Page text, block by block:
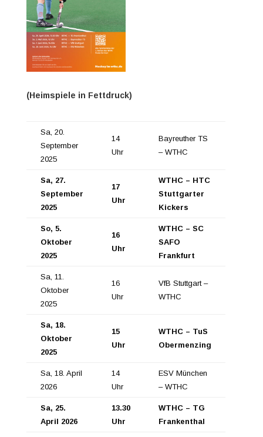
(Heimspiele in Fettdruck)
Sa, 20.
September
2025
14
Uhr
Bayreuther TS
– WTHC
Sa, 27.
September
2025
17
Uhr
WTHC – HTC
Stuttgarter
Kickers
So, 5.
Oktober
2025
16
Uhr
WTHC – SC
SAFO
Frankfurt
Sa, 11.
Oktober
2025
16
Uhr
VfB Stuttgart –
WTHC
Sa, 18.
Oktober
2025
15
Uhr
WTHC – TuS
Obermenzing
Sa, 18. April
2026
14
Uhr
ESV München
– WTHC
Sa, 25.
April 2026
13.30
Uhr
WTHC – TG
Frankenthal